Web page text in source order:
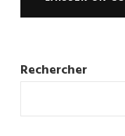
Rechercher